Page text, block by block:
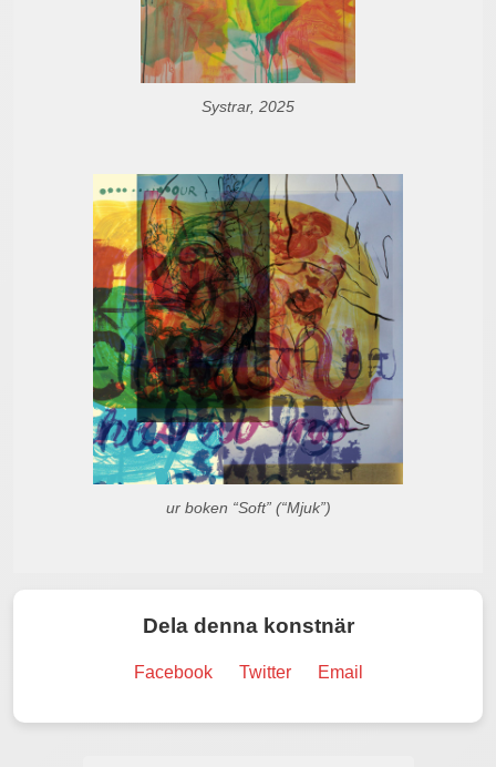
Systrar, 2025
ur boken “Soft” (“Mjuk”)
Dela denna konstnär
Facebook Twitter Email